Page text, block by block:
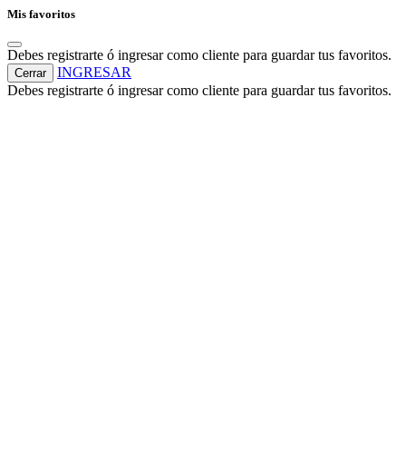
Mis favoritos
Debes registrarte ó ingresar como cliente para guardar tus favoritos.
Cerrar
INGRESAR
Debes registrarte ó ingresar como cliente para guardar tus favoritos.